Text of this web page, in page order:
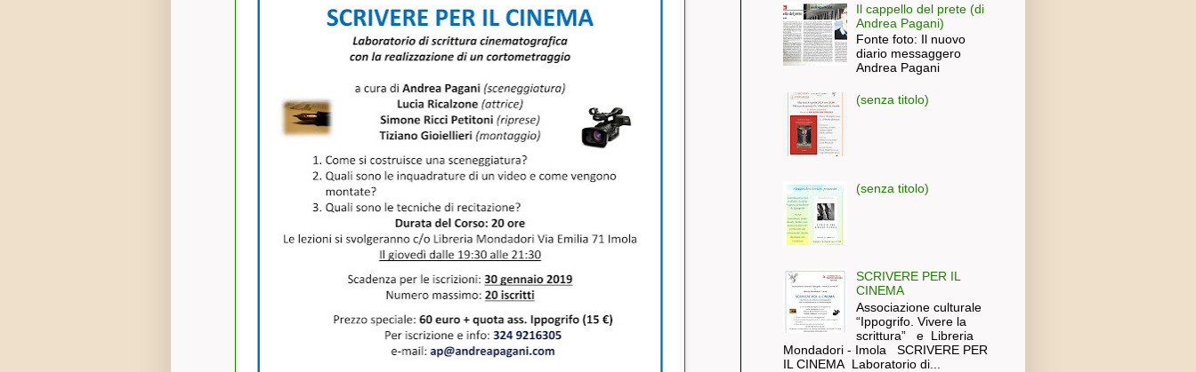
Il cappello del prete (di
Andrea Pagani)
Fonte foto: Il nuovo
diario messaggero
Andrea Pagani
(senza titolo)
(senza titolo)
SCRIVERE PER IL
CINEMA
Associazione culturale
“Ippogrifo. Vivere la
scrittura” e Libreria
Mondadori - Imola SCRIVERE PER
IL CINEMA Laboratorio di...